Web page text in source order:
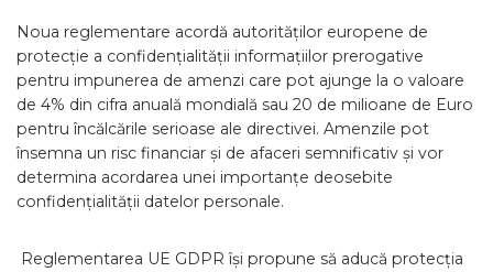
Noua reglementare acordă autorităților europene de
protecție a confidențialității informațiilor prerogative
pentru impunerea de amenzi care pot ajunge la o valoare
de 4% din cifra anuală mondială sau 20 de milioane de Euro
pentru încălcările serioase ale directivei. Amenzile pot
însemna un risc financiar și de afaceri semnificativ și vor
determina acordarea unei importanțe deosebite
confidențialității datelor personale.
Reglementarea UE GDPR își propune să aducă protecția